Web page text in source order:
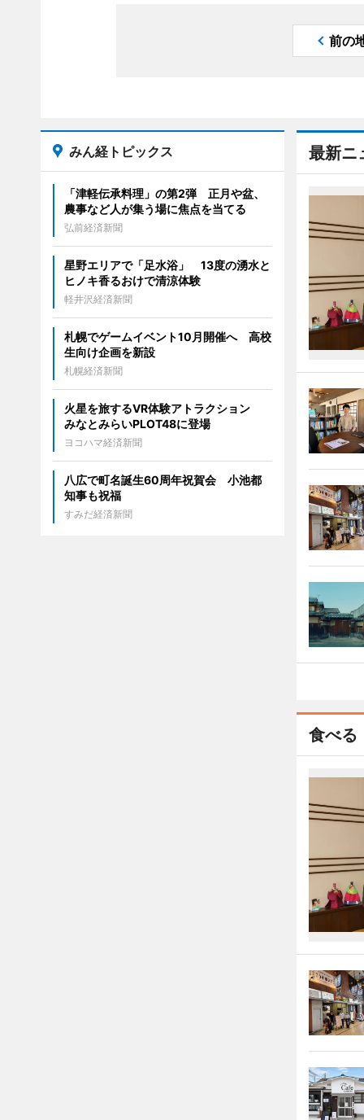
前の
最新ニ
食べる
みん経トピックス
「津軽伝承料理」の第2弾 正月や盆、
農事など人が集う場に焦点を当てる
弘前経済新聞
星野エリアで「足水浴」 13度の湧水と
ヒノキ香るおけで清涼体験
軽井沢経済新聞
札幌でゲームイベント10月開催へ 高校
生向け企画を新設
札幌経済新聞
火星を旅するVR体験アトラクション
みなとみらいPLOT48に登場
ヨコハマ経済新聞
八広で町名誕生60周年祝賀会 小池都
知事も祝福
すみだ経済新聞